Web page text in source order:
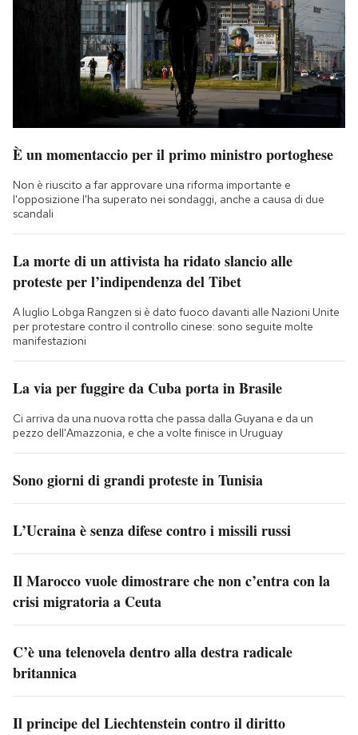
È un momentaccio per il primo ministro portoghese
Non è riuscito a far approvare una riforma importante e
l'opposizione l'ha superato nei sondaggi, anche a causa di due
scandali
La morte di un attivista ha ridato slancio alle
proteste per l’indipendenza del Tibet
A luglio Lobga Rangzen si è dato fuoco davanti alle Nazioni Unite
per protestare contro il controllo cinese: sono seguite molte
manifestazioni
La via per fuggire da Cuba porta in Brasile
Ci arriva da una nuova rotta che passa dalla Guyana e da un
pezzo dell'Amazzonia, e che a volte finisce in Uruguay
Sono giorni di grandi proteste in Tunisia
L’Ucraina è senza difese contro i missili russi
Il Marocco vuole dimostrare che non c’entra con la
crisi migratoria a Ceuta
C’è una telenovela dentro alla destra radicale
britannica
Il principe del Liechtenstein contro il diritto